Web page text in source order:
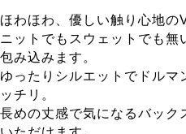
ほわほわ、優しい触り心地の
ニットでもスウェットでも無
包み込みます。
ゆったりシルエットでドルマ
ッチリ。
長めの丈感で気になるバック